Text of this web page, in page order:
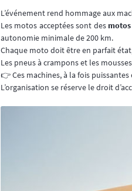
L’événement rend hommage aux
Les motos acceptées sont des
autonomie minimale de 200 km.
Chaque moto doit être en parfait
Les pneus à crampons et les
👉 Ces machines, à la fois
L’organisation se réserve le droit